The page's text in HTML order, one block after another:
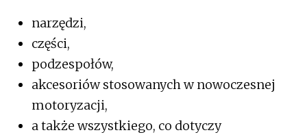
narzędzi,
części,
podzespołów,
akcesoriów stosowanych w nowoczesnej
motoryzacji,
a także wszystkiego, co dotyczy